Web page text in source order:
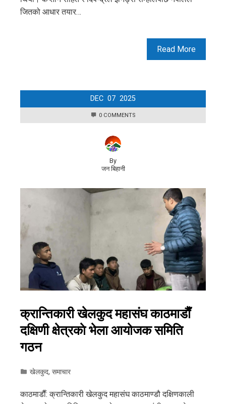
जितको आधार तयार…
Read More
DEC 07 2025
0 COMMENTS
By
जन बिहानी
क्रान्तिकारी खेलकुद महासंघ काठमाडाैँ
दक्षिणी क्षेत्रकाे भेला आयोजक समिति
गठन
खेलकुद, समाचार
काठमाडाैँ: क्रान्तिकारी खेलकुद महासंघ काठमाण्डौ दक्षिणकाली